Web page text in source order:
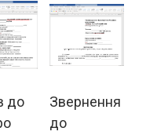
до
Звернення
до